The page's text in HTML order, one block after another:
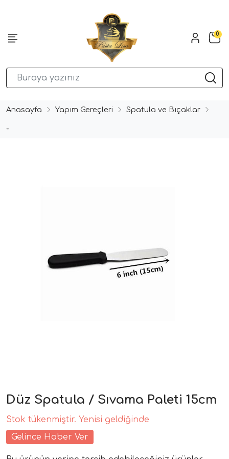
0
Anasayfa Yapım Gereçleri Spatula ve Bıçaklar
-
Düz Spatula / Sıvama Paleti 15cm
Stok tükenmiştir. Yenisi geldiğinde
Gelince Haber Ver